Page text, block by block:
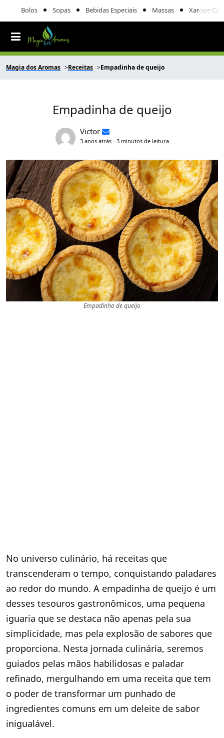
Bolos Sopas Bebidas Especiais Massas Xarope
Magia dos Aromas Receitas Empadinha de queijo
Empadinha de queijo
Victor
3 anos atrás - 3 minutos de leitura
Empadinha de queijo
No universo culinário, há receitas que
transcenderam o tempo, conquistando paladares
ao redor do mundo. A empadinha de queijo é um
desses tesouros gastronômicos, uma pequena
iguaria que se destaca não apenas pela sua
simplicidade, mas pela explosão de sabores que
proporciona. Nesta jornada culinária, seremos
guiados pelas mãos habilidosas e paladar
refinado, mergulhando em uma receita que tem
o poder de transformar um punhado de
ingredientes comuns em um deleite de sabor
inigualável.